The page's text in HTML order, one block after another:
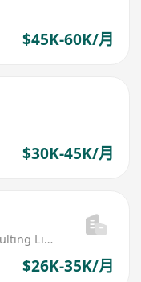
$45K-60K/月
$30K-45K/月
Hong Kong Stanley Executive Consulting Limited
$26K-35K/月